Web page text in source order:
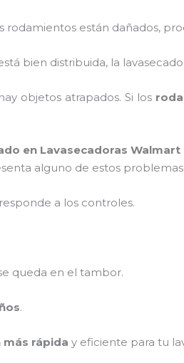
rodamientos están dañados,
bien distribuida, la
objetos atrapados. Si los
en Lavasecadoras Walmart
alguno de estos
a los controles.
queda en el tambor.
.
rápida y eficiente para tu